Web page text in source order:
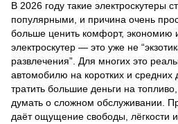
В 2026 году такие электроскутеры
популярными, и причина очень
больше ценить комфорт, экономию
электроскутер — это уже не
развлечения”. Для многих это
автомобилю на коротких и средних
тратить большие деньги на
думать о сложном обслуживании.
даёт ощущение свободы, лёгкости